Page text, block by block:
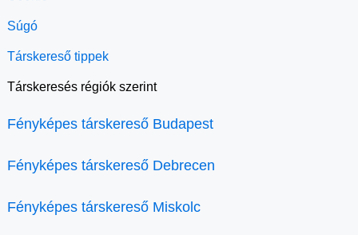
Súgó
Társkereső tippek
Társkeresés régiók szerint
Fényképes társkereső Budapest
Fényképes társkereső Debrecen
Fényképes társkereső Miskolc